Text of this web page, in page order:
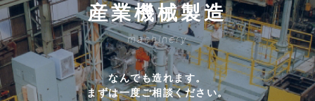
産業機械製造
machinery
なんでも造れます。
まずは一度ご相談ください。